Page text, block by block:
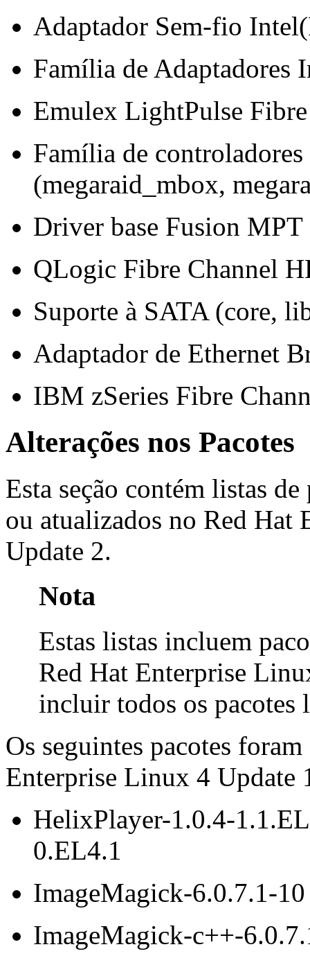
Adaptador Sem-fio
Família de Adaptadores
Emulex LightPulse
Família de
(megaraid_mbox,
Driver base Fusion MPT
QLogic Fibre Channel
Suporte à SATA (core,
Adaptador de Ethernet
IBM zSeries Fibre
Alterações nos Pacotes
Esta seção contém listas
ou atualizados no Red Hat
Update 2.
Nota
Estas listas incluem
Red Hat Enterprise
incluir todos os pacotes
Os seguintes pacotes
Enterprise Linux 4 Update
HelixPlayer-1.0.4-
0.EL4.1
ImageMagick-6.0.7.1-
ImageMagick-c++-